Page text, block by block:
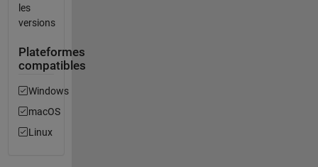
les
versions
Plateformes
compatibles
Windows
macOS
Linux